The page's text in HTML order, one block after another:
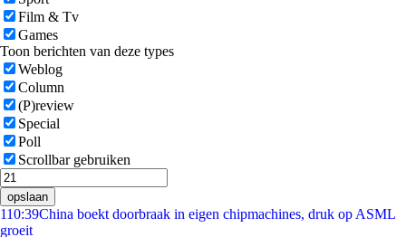
Film & Tv
Games
Toon berichten van deze types
Weblog
Column
(P)review
Special
Poll
Scrollbar gebruiken
opslaan
110:39China boekt doorbraak in eigen chipmachines, druk op ASML
groeit